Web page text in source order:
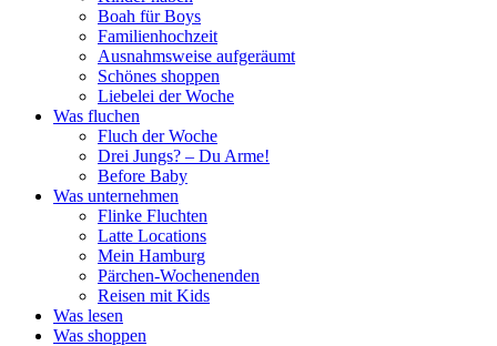
Boah für Boys
Familienhochzeit
Ausnahmsweise aufgeräumt
Schönes shoppen
Liebelei der Woche
Was fluchen
Fluch der Woche
Drei Jungs? – Du Arme!
Before Baby
Was unternehmen
Flinke Fluchten
Latte Locations
Mein Hamburg
Pärchen-Wochenenden
Reisen mit Kids
Was lesen
Was shoppen